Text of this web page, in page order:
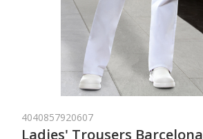
4040857920607
Ladies' Trousers Barcelona